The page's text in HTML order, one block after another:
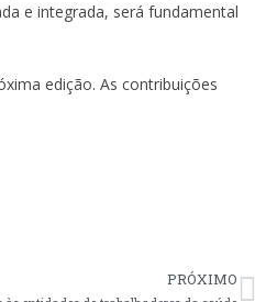
e integrada, será fundamental
edição. As contribuições
PRÓXIMO